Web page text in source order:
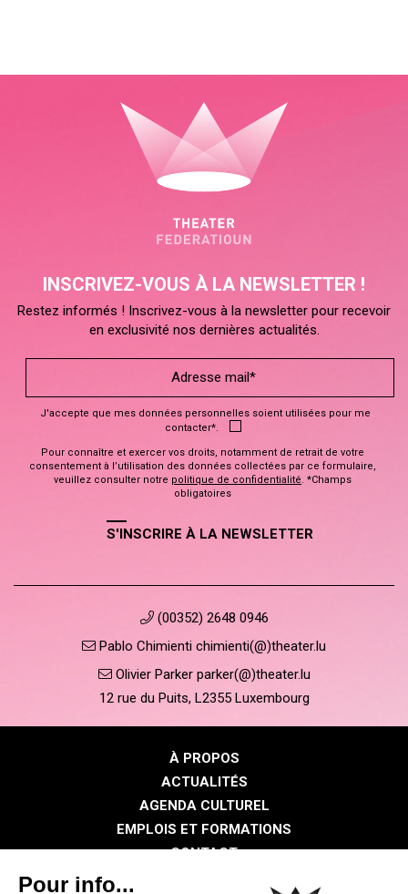
INSCRIVEZ-VOUS À LA NEWSLETTER !
Restez informés ! Inscrivez-vous à la newsletter pour recevoir
en exclusivité nos dernières actualités.
J'accepte que mes données personnelles soient utilisées pour me
contacter*.
Pour connaître et exercer vos droits, notamment de retrait de votre
consentement à l’utilisation des données collectées par ce formulaire,
veuillez consulter notre politique de confidentialité. *Champs
obligatoires
S'INSCRIRE À LA NEWSLETTER
(00352) 2648 0946
Pablo Chimienti chimienti(@)theater.lu
Olivier Parker parker(@)theater.lu
12 rue du Puits, L2355 Luxembourg
À PROPOS
ACTUALITÉS
AGENDA CULTUREL
EMPLOIS ET FORMATIONS
CONTACT